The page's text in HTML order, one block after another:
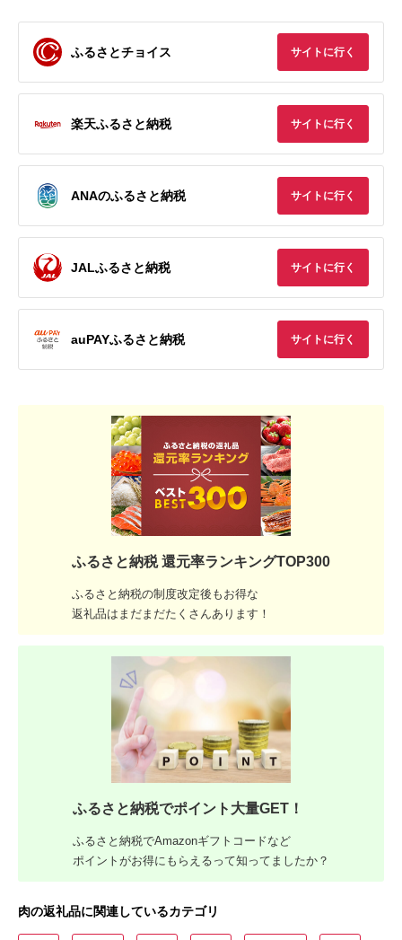
ふるさとチョイス サイトに行く
楽天ふるさと納税 サイトに行く
ANAのふるさと納税 サイトに行く
JALふるさと納税 サイトに行く
auPAYふるさと納税 サイトに行く
ふるさと納税 還元率ランキングTOP300
ふるさと納税の制度改定後もお得な
返礼品はまだまだたくさんあります！
ふるさと納税でポイント大量GET！
ふるさと納税でAmazonギフトコードなど
ポイントがお得にもらえるって知ってましたか？
肉の返礼品に関連しているカテゴリ